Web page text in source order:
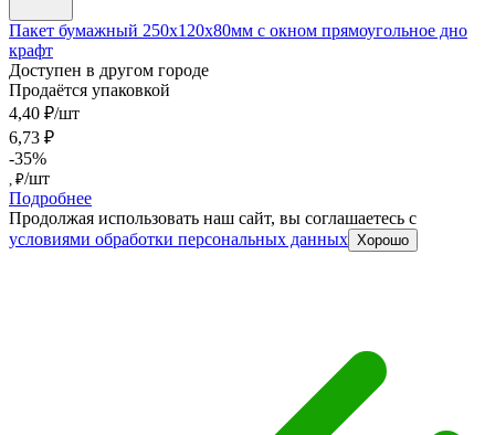
Пакет бумажный 250х120х80мм с окном прямоугольное дно
крафт
Доступен в другом городе
Продаётся упаковкой
4,40 ₽/шт
6,73 ₽
-35%
, ₽/шт
Подробнее
Продолжая использовать наш сайт, вы соглашаетесь c
условиями обработки персональных данных Хорошо